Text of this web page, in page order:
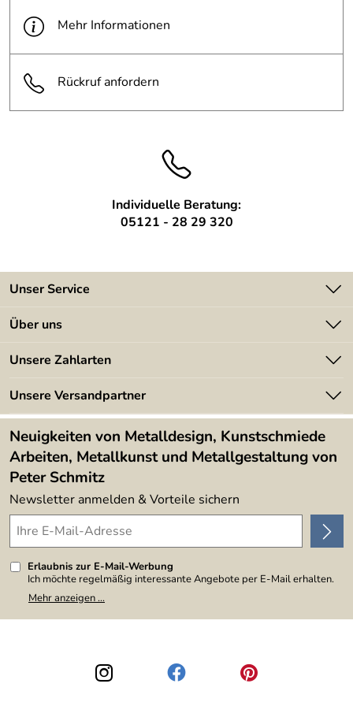
Enden verschlossen mit eingeklebten Endstücken Typ 1,
Oberflächen geschliffene Körnung 240,
Schweißstellen elektrolytisch gebeizt,
inkl. Edelstahlschrauben für Holzbalken
Mehr Informationen
Rückruf anfordern
Individuelle Beratung:
05121 - 28 29 320
Unser Service
Kontakt
Kundeninformationen
Newsletter
Lieferbedingungen
Über uns
Angebote
Kundenbewertungen (394)
4,9/5
Unsere Zahlarten
Unsere Versandpartner
Neuigkeiten von Metalldesign, Kunstschmiede
Arbeiten, Metallkunst und Metallgestaltung von
Peter Schmitz
Newsletter anmelden & Vorteile sichern
Erlaubnis zur E-Mail-Werbung
Ich möchte regelmäßig interessante Angebote per E-Mail erhalten.
Meine E-Mail-Adresse wird nicht an andere Unternehmen
weitergegeben. Zu statistischen Zwecken wird in anonymer Form
den Link "Abmelden" am Ende des Newsletters anklicke. Die
Datenschutzerklärung
habe ich zur Kenntnis genommen.
Mehr anzeigen ...